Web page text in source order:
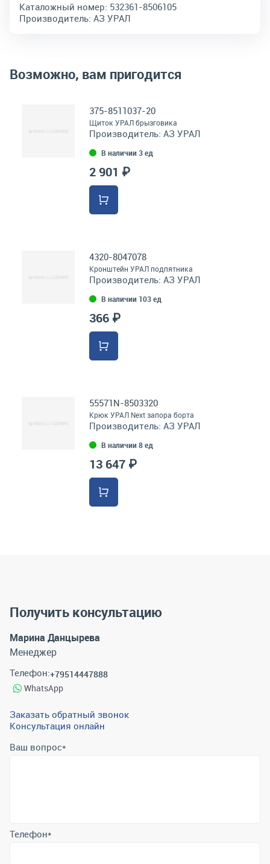
Каталожный номер: 532361-8506105
Производитель: АЗ УРАЛ
Возможно, вам пригодится
375-8511037-20
Щиток УРАЛ брызговика
Производитель: АЗ УРАЛ
В наличии 3 ед
2 901 ₽
4320-8047078
Кронштейн УРАЛ подпятника
Производитель: АЗ УРАЛ
В наличии 103 ед
366 ₽
55571N-8503320
Крюк УРАЛ Next запора борта
Производитель: АЗ УРАЛ
В наличии 8 ед
13 647 ₽
Получить консультацию
Марина Данцырева
Менеджер
Телефон:+79514447888
WhatsApp
Заказать обратный звонок
Консультация онлайн
Ваш вопрос*
Отправляя форму вы подтверждаете согласие с